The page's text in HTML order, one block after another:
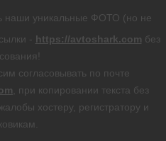
наши уникальные ФОТО (но не
- https://avtoshark.com без
согласовывать по почте
, при копировании текста без
хостеру, регистратору и